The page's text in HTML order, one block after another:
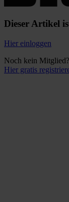
Dieser Artikel
Hier einloggen
Noch kein Mitglied?
Hier gratis